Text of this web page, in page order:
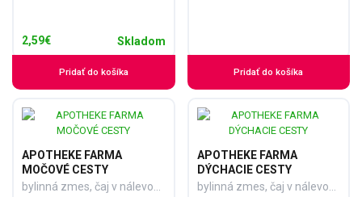
2,59€ Skladom
Pridať do košíka Pridať do košíka
APOTHEKE FARMA
MOČOVÉ CESTY
APOTHEKE FARMA
DÝCHACIE CESTY